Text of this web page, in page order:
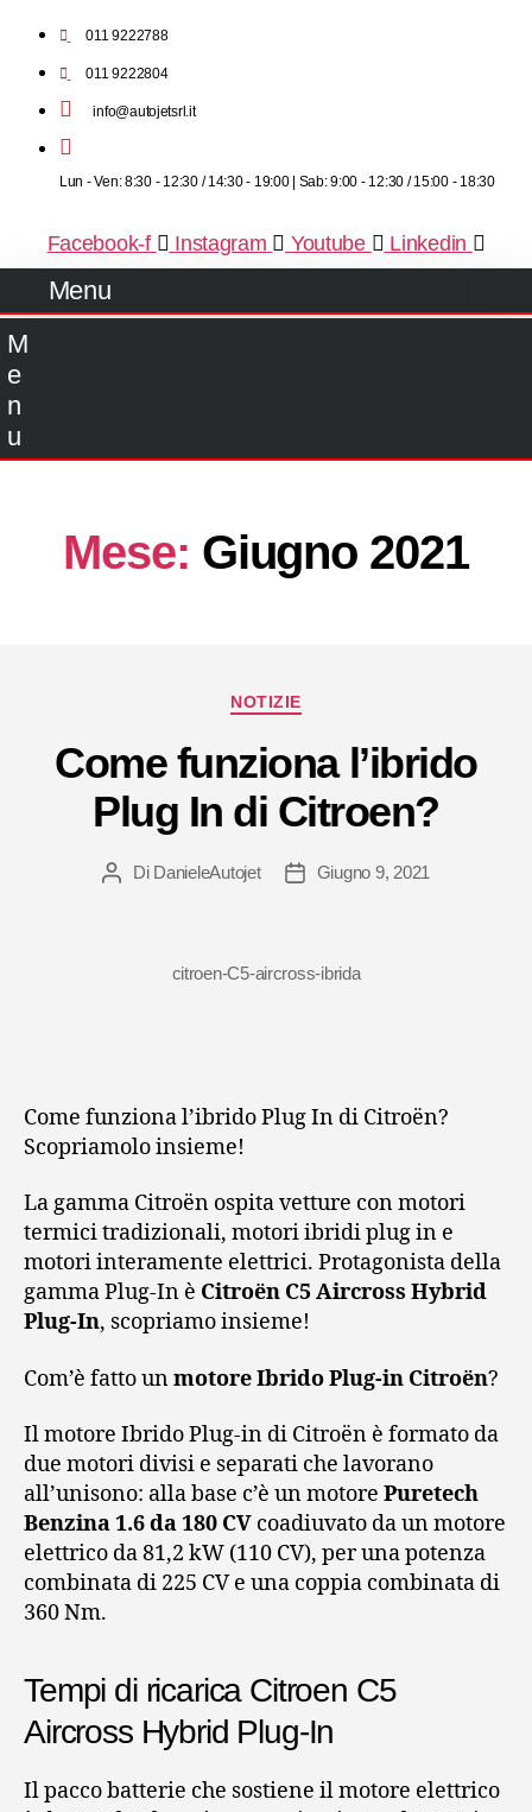
011 9222788
011 9222804
info@autojetsrl.it
Lun - Ven: 8:30 - 12:30 / 14:30 - 19:00 | Sab: 9:00 - 12:30 / 15:00 - 18:30
Facebook-f Instagram Youtube Linkedin
Menu
M
e
n
u
Mese: Giugno 2021
Categorie
NOTIZIE
Come funziona l’ibrido
Plug In di Citroen?
Autore
Di DanieleAutojet
DataGiugno 9, 2021
citroen-C5-aircross-ibrida
Come funziona l’ibrido Plug In di Citroën?
Scopriamolo insieme!
La gamma Citroën ospita vetture con motori
termici tradizionali, motori ibridi plug in e
motori interamente elettrici. Protagonista della
gamma Plug-In è Citroën C5 Aircross Hybrid
Plug-In, scopriamo insieme!
Com’è fatto unmotore Ibrido Plug-in Citroën?
Il motore Ibrido Plug-in di Citroën è formato da
due motori divisi e separati che lavorano
all’unisono: alla base c’è un motore Puretech
Benzina 1.6 da 180 CV coadiuvato da un motore
elettrico da 81,2 kW (110 CV), per una potenza
combinata di 225 CV e una coppia combinata di
360 Nm.
Tempi di ricarica Citroen C5
Aircross Hybrid Plug-In
Il pacco batterie che sostiene il motore elettrico